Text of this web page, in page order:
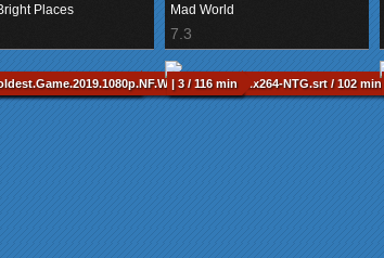
Places Mad World
7.3
EVO(77).mkv / 90 min DL.DDP5.1.x264-NTG.srt / 102 min
| 3 / 116 min